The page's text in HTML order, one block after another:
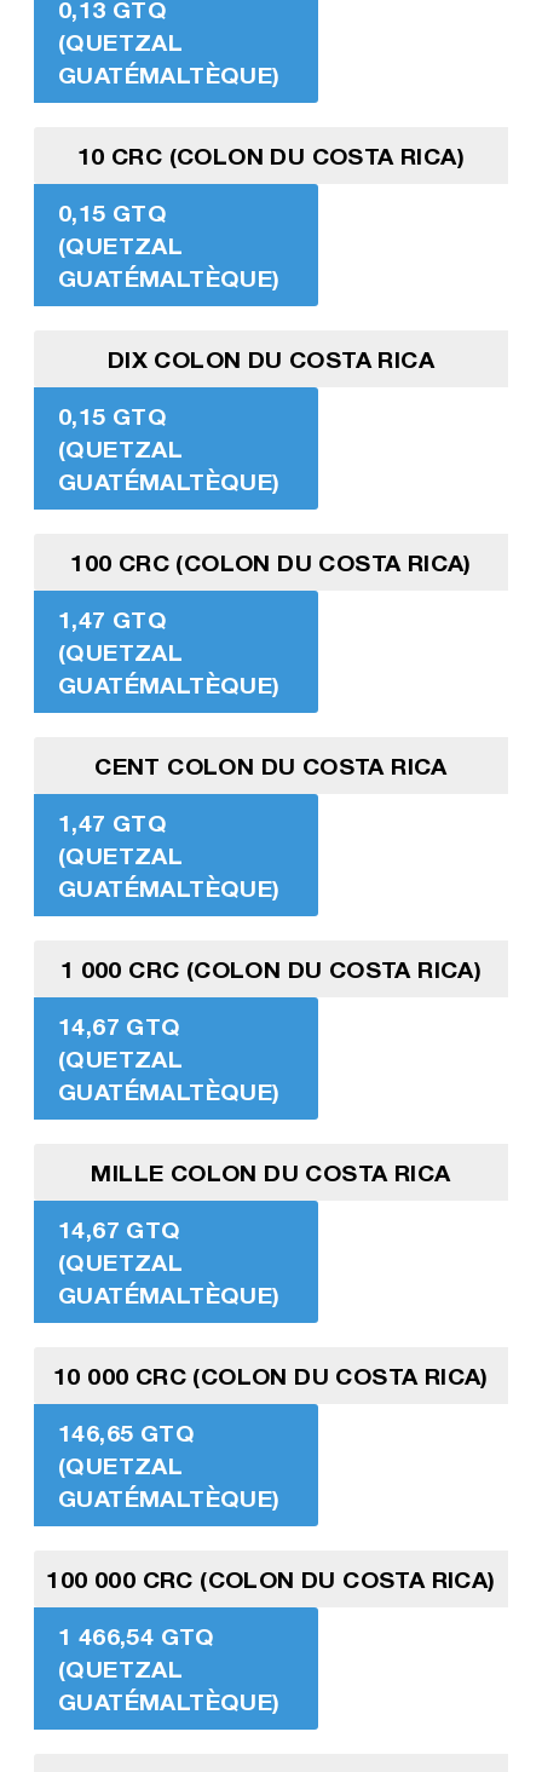
0,13 GTQ
(QUETZAL
GUATÉMALTÈQUE)
10 CRC (COLON DU COSTA RICA)
0,15 GTQ
(QUETZAL
GUATÉMALTÈQUE)
DIX COLON DU COSTA RICA
0,15 GTQ
(QUETZAL
GUATÉMALTÈQUE)
100 CRC (COLON DU COSTA RICA)
1,47 GTQ
(QUETZAL
GUATÉMALTÈQUE)
CENT COLON DU COSTA RICA
1,47 GTQ
(QUETZAL
GUATÉMALTÈQUE)
1 000 CRC (COLON DU COSTA RICA)
14,67 GTQ
(QUETZAL
GUATÉMALTÈQUE)
MILLE COLON DU COSTA RICA
14,67 GTQ
(QUETZAL
GUATÉMALTÈQUE)
10 000 CRC (COLON DU COSTA RICA)
146,65 GTQ
(QUETZAL
GUATÉMALTÈQUE)
100 000 CRC (COLON DU COSTA RICA)
1 466,54 GTQ
(QUETZAL
GUATÉMALTÈQUE)